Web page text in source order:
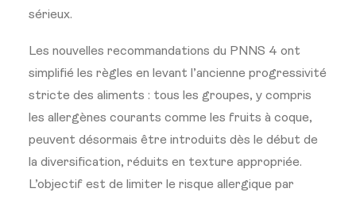
sérieux.
Les nouvelles recommandations du PNNS 4 ont
simplifié les règles en levant l’ancienne progressivité
stricte des aliments : tous les groupes, y compris
les allergènes courants comme les fruits à coque,
peuvent désormais être introduits dès le début de
la diversification, réduits en texture appropriée.
L’objectif est de limiter le risque allergique par